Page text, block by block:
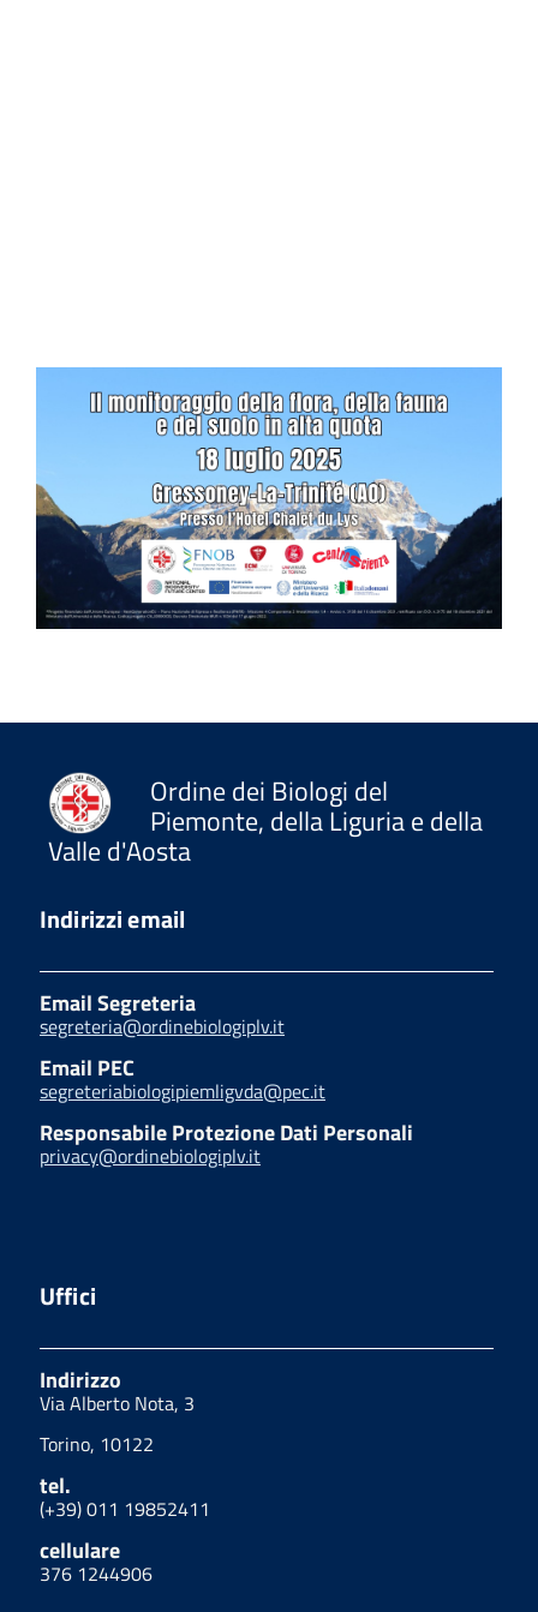
Ordine dei Biologi del
Piemonte, della Liguria e della
Valle d'Aosta
Indirizzi email
Email Segreteria
segreteria@ordinebiologiplv.it
Email PEC
segreteriabiologipiemligvda@pec.it
Responsabile Protezione Dati Personali
privacy@ordinebiologiplv.it
Uffici
Indirizzo
Via Alberto Nota, 3
Torino, 10122
tel.
(+39) 011 19852411
cellulare
376 1244906